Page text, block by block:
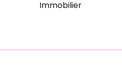
Immobilier